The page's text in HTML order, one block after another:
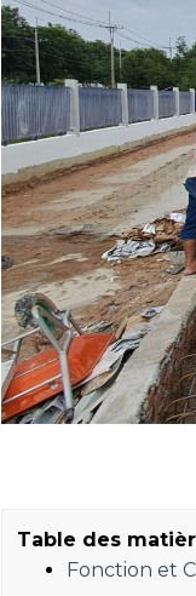
Table des
Fonction et